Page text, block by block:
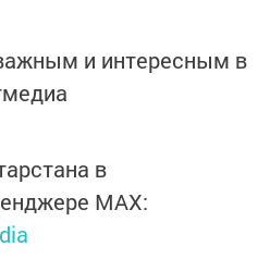
и интересным в
в
MАХ: